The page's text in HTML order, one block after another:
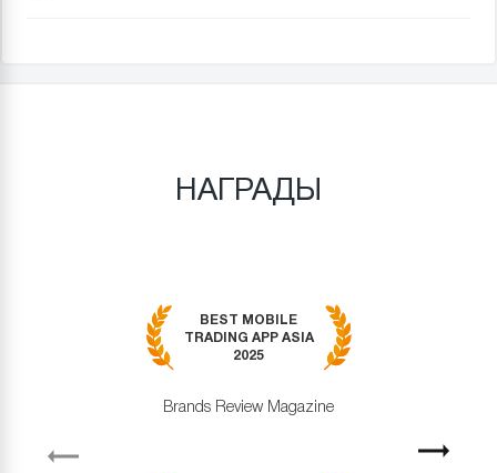
НАГРАДЫ
BEST MOBILE
TRADING APP ASIA
2025
Brands Review Magazine
Next